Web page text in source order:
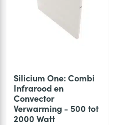
Silicium One: Combi
Infrarood en
Convector
Verwarming - 500 tot
2000 Watt